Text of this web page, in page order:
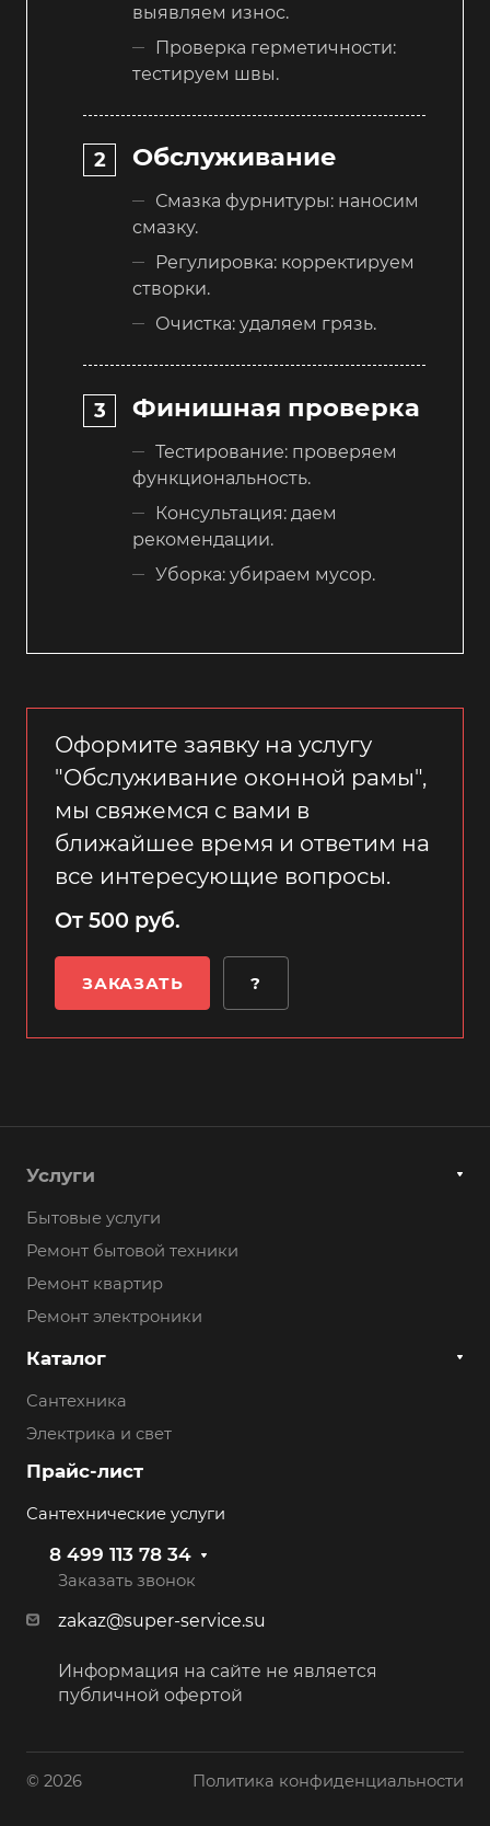
выявляем износ.
Проверка герметичности:
тестируем швы.
Обслуживание
Смазка фурнитуры: наносим
смазку.
Регулировка: корректируем
створки.
Очистка: удаляем грязь.
Финишная проверка
Тестирование: проверяем
функциональность.
Консультация: даем
рекомендации.
Уборка: убираем мусор.
Оформите заявку на услугу
"Обслуживание оконной рамы",
мы свяжемся с вами в
ближайшее время и ответим на
все интересующие вопросы.
От 500 руб.
ЗАКАЗАТЬ ?
Услуги
Бытовые услуги
Ремонт бытовой техники
Ремонт квартир
Ремонт электроники
Каталог
Сантехника
Электрика и свет
Прайс-лист
Сантехнические услуги
8 499 113 78 34
Заказать звонок
zakaz@super-service.su
Информация на сайте не является
публичной офертой
© 2026 Политика конфиденциальности